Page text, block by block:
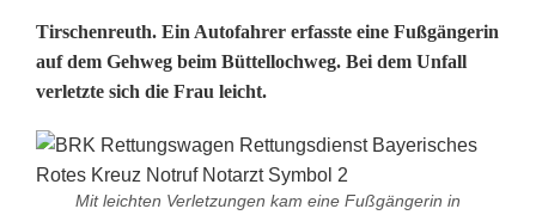
A
u
t
o
Tirschenreuth. Ein Autofahrer erfasste eine Fußgängerin
auf dem Gehweg beim Büttellochweg. Bei dem Unfall
verletzte sich die Frau leicht.
Mit leichten Verletzungen kam eine Fußgängerin in